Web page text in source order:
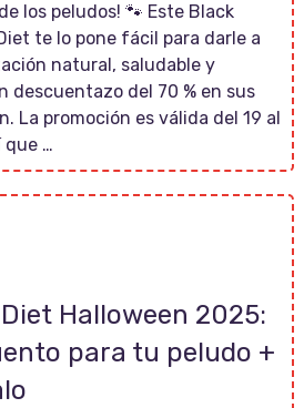
los peludos! 🐾 Este Black
te lo pone fácil para darle a
natural, saludable y
descuentazo del 70 % en sus
La promoción es válida del 19 al
que …
Halloween 2025:
para tu peludo +